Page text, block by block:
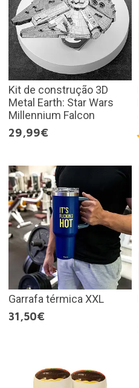
Kit de construção 3D
Metal Earth: Star Wars
Millennium Falcon
29,99€
Garrafa térmica XXL
31,50€